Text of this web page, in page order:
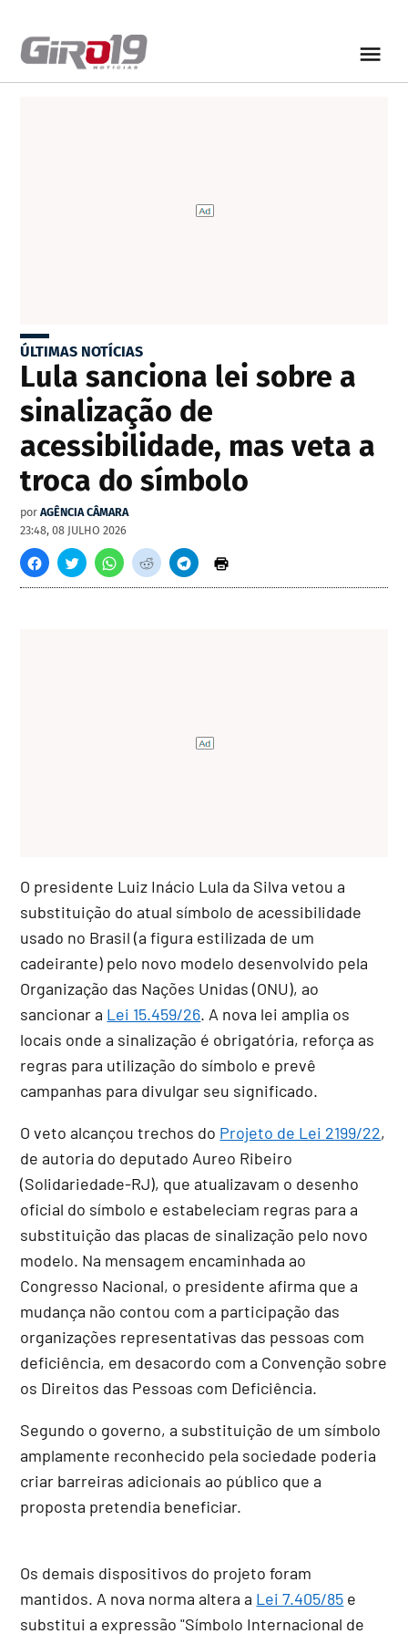
ÚLTIMAS NOTÍCIAS
Lula sanciona lei sobre a
sinalização de
acessibilidade, mas veta a
troca do símbolo
por AGÊNCIA CÂMARA
23:48, 08 JULHO 2026
O presidente Luiz Inácio Lula da Silva vetou a
substituição do atual símbolo de acessibilidade
usado no Brasil (a figura estilizada de um
cadeirante) pelo novo modelo desenvolvido pela
Organização das Nações Unidas (ONU), ao
sancionar a Lei 15.459/26. A nova lei amplia os
locais onde a sinalização é obrigatória, reforça as
regras para utilização do símbolo e prevê
campanhas para divulgar seu significado.
O veto alcançou trechos do Projeto de Lei 2199/22,
de autoria do deputado Aureo Ribeiro
(Solidariedade-RJ), que atualizavam o desenho
oficial do símbolo e estabeleciam regras para a
substituição das placas de sinalização pelo novo
modelo. Na mensagem encaminhada ao
Congresso Nacional, o presidente afirma que a
mudança não contou com a participação das
organizações representativas das pessoas com
deficiência, em desacordo com a Convenção sobre
os Direitos das Pessoas com Deficiência.
Segundo o governo, a substituição de um símbolo
amplamente reconhecido pela sociedade poderia
criar barreiras adicionais ao público que a
proposta pretendia beneficiar.
Os demais dispositivos do projeto foram
mantidos. A nova norma altera a Lei 7.405/85 e
substitui a expressão "Símbolo Internacional de